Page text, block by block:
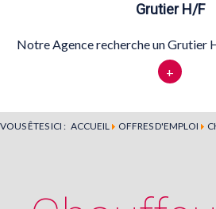
Grutier H/F
Notre Agence recherche un Grutier
+
VOUS ÊTES ICI : ACCUEIL OFFRES D'EMPLOI